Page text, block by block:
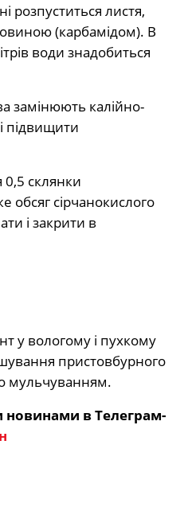
розпуститься листя,
(карбамідом). В
води знадобиться
замінюють калійно-
підвищити
0,5 склянки
обсяг сірчанокислого
і закрити в
у вологому і пухкому
пристовбурного
мульчуванням.
новинами в Телеграм-